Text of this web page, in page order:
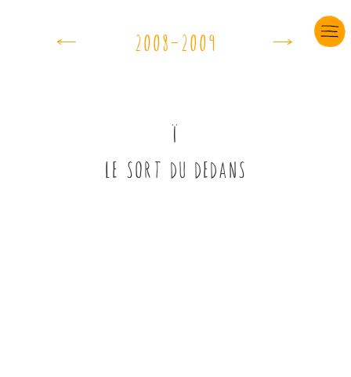
e çùùôÖçùùö d
î
LE SORT DU DEDANS